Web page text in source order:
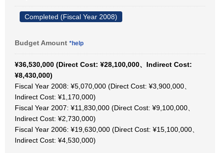
Completed (Fiscal Year 2008)
Budget Amount *help
¥36,530,000 (Direct Cost: ¥28,100,000、Indirect Cost:
¥8,430,000)
Fiscal Year 2008: ¥5,070,000 (Direct Cost: ¥3,900,000、
Indirect Cost: ¥1,170,000)
Fiscal Year 2007: ¥11,830,000 (Direct Cost: ¥9,100,000、
Indirect Cost: ¥2,730,000)
Fiscal Year 2006: ¥19,630,000 (Direct Cost: ¥15,100,000、
Indirect Cost: ¥4,530,000)